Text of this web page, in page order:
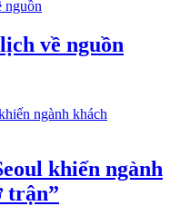
về nguồn
khiến ngành
trận”